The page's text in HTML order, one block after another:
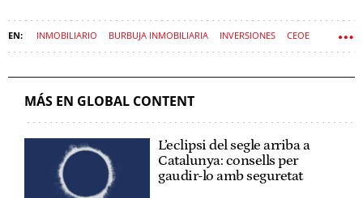
INMOBILIARIO BURBUJA INMOBILIARIA INVERSIONES CEOE
MÁS EN GLOBAL CONTENT
L’eclipsi del segle arriba a
Catalunya: consells per
gaudir-lo amb seguretat